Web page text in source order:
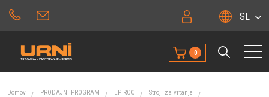
SL
0
Domov PRODAJNI PROGRAM EPIROC
Stroji za vrtanje